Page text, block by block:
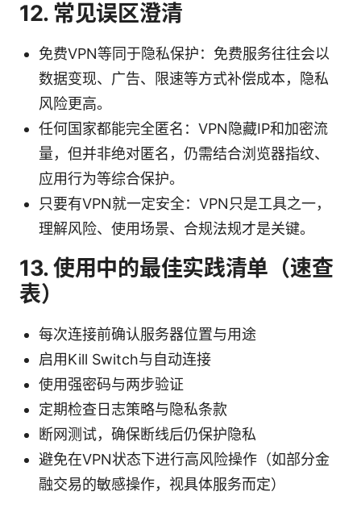
12. 常见误区澄清
免费VPN等同于隐私保护：免费服务往往会以
数据变现、广告、限速等方式补偿成本，隐私
风险更高。
任何国家都能完全匿名：VPN隐藏IP和加密流
量，但并非绝对匿名，仍需结合浏览器指纹、
应用行为等综合保护。
只要有VPN就一定安全：VPN只是工具之一，
理解风险、使用场景、合规法规才是关键。
13. 使用中的最佳实践清单（速查
表）
每次连接前确认服务器位置与用途
启用Kill Switch与自动连接
使用强密码与两步验证
定期检查日志策略与隐私条款
断网测试，确保断线后仍保护隐私
避免在VPN状态下进行高风险操作（如部分金
融交易的敏感操作，视具体服务而定）